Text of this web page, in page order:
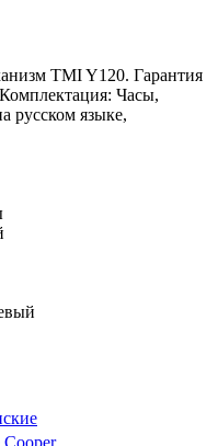
TMI Y120. Гарантия
Часы,
русском языке,
Cooper